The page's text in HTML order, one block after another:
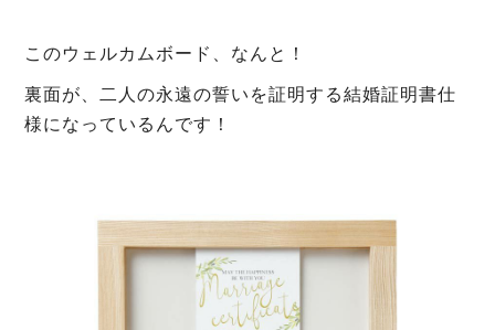
このウェルカムボード、なんと！
裏面が、二人の永遠の誓いを証明する結婚証明書仕
様になっているんです！